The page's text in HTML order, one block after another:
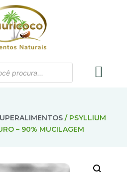
/ PSYLLIUM
– 90% MUCILAGEM